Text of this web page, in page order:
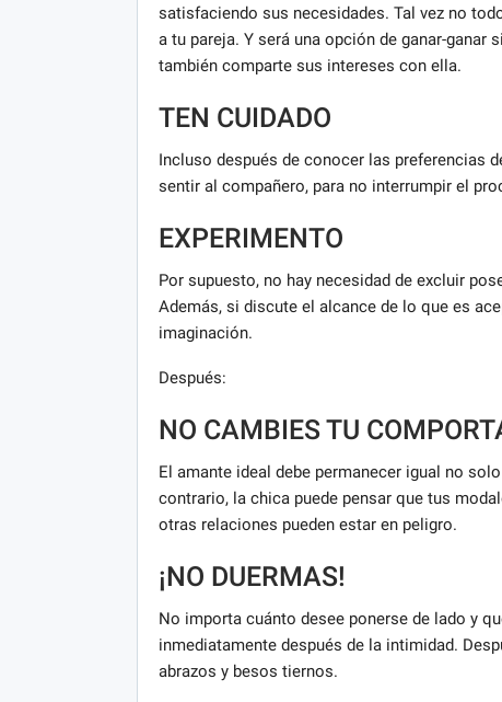
satisfaciendo sus necesidades. Tal vez no
a tu pareja. Y será una opción de ganar-
también comparte sus intereses con ella.
TEN CUIDADO
Incluso después de conocer las preferencias
sentir al compañero, para no interrumpir el
EXPERIMENTO
Por supuesto, no hay necesidad de excluir
Además, si discute el alcance de lo que es
imaginación.
Después:
NO CAMBIES TU
El amante ideal debe permanecer igual no
contrario, la chica puede pensar que tus
otras relaciones pueden estar en peligro.
¡NO DUERMAS!
No importa cuánto desee ponerse de lado y
inmediatamente después de la intimidad.
abrazos y besos tiernos.